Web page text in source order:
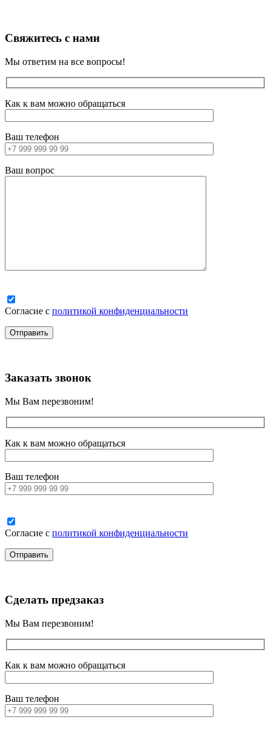
Свяжитесь с нами
Мы ответим на все вопросы!
Как к вам можно обращаться
Ваш телефон
Ваш вопрос
Согласие с политикой конфиденциальности
Заказать звонок
Мы Вам перезвоним!
Как к вам можно обращаться
Ваш телефон
Согласие с политикой конфиденциальности
Сделать предзаказ
Мы Вам перезвоним!
Как к вам можно обращаться
Ваш телефон